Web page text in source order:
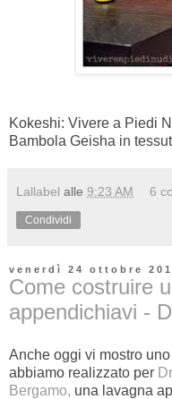
Kokeshi: Vivere a Piedi
Bambola Geisha in
Lallabel alle 9:23 AM 6
Condividi
venerdì 24 ottobre
Come costruire
appendichiavi -
Anche oggi vi mostro
abbiamo realizzato per
Bergamo, una lavagna